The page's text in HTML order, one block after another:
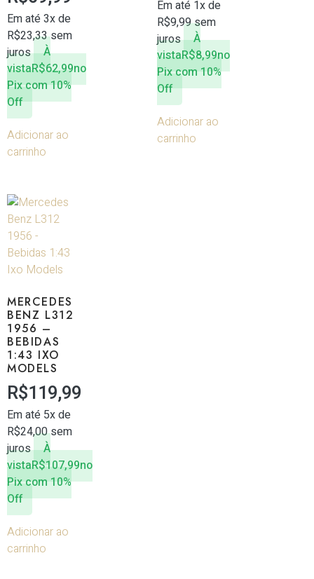
Em até 3x de
R$23,33sem
juros
À
vistaR$62,99no
Pix com 10%
Off
Adicionar ao
carrinho
Em até 1x de
R$9,99sem
juros
À
vistaR$8,99no
Pix com 10%
Off
Adicionar ao
carrinho
MERCEDES
BENZ L312
1956 –
BEBIDAS
1:43 IXO
MODELS
R$119,99
Em até 5x de
R$24,00sem
juros
À
vistaR$107,99no
Pix com 10%
Off
Adicionar ao
carrinho